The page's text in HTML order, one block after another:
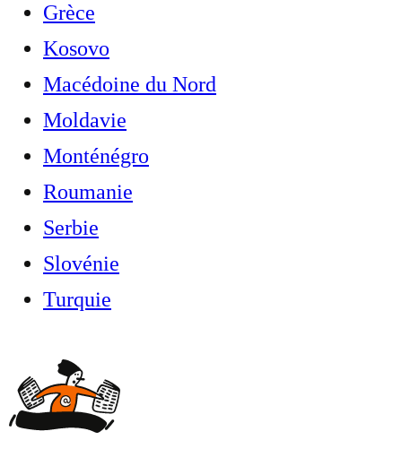
Grèce
Kosovo
Macédoine du Nord
Moldavie
Monténégro
Roumanie
Serbie
Slovénie
Turquie